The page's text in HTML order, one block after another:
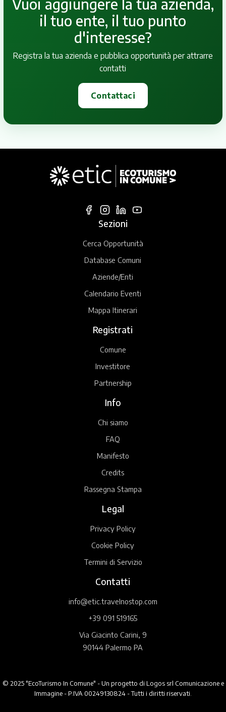
Vuoi aggiungere la tua azienda,
il tuo ente, il tuo punto
d'interesse?
Registra la tua azienda e pubblica opportunità per attrarre
contatti
Contattaci
Sezioni
Cerca Opportunità
Database Comuni
Aziende/Enti
Calendario Eventi
Mappa Itinerari
Registrati
Comune
Investitore
Partnership
Info
Chi siamo
FAQ
Manifesto
Credits
Rassegna Stampa
Legal
Privacy Policy
Cookie Policy
Termini di Servizio
Contatti
info@etic.travelnostop.com
+39 091 519165
Via Giacinto Carini, 9
90144 Palermo PA
© 2025 "EcoTurismo In Comune" - Un progetto di Logos srl Comunicazione e
Immagine - P.IVA 00249130824 - Tutti i diritti riservati.